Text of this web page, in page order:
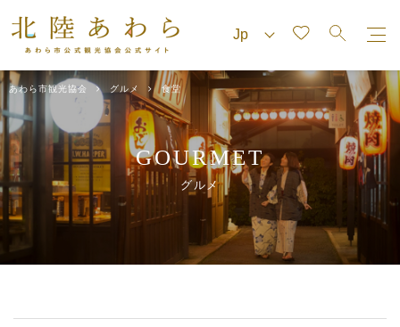
あわら市観光協会 グルメ 食堂
GOURMET
グルメ